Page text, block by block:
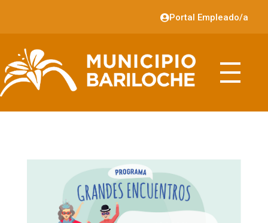
Portal Empleado/a